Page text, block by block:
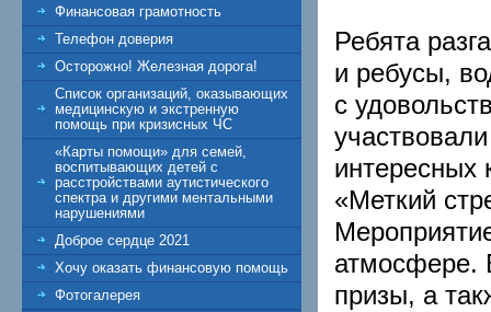
Финансовая грамотность
Телефон доверия
Осторожно! Железная дорога!
Список организаций, оказывающих
медицинскую и экстренную
помощь при кризисных ЧС
«Карты помощи» для семей,
воспитывающих детей с
расстройствами аутистического
спектра и другими ментальными
нарушениями
Доброе сердце 2021
Хочу оказать финансовую помощь
Фотогалерея
Ребята
и ребусы,
с
интересных
«Меткий
атмосфере.
призы, а